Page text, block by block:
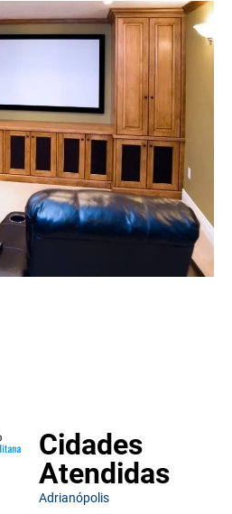
Cidades
Atendidas
Adrianópolis